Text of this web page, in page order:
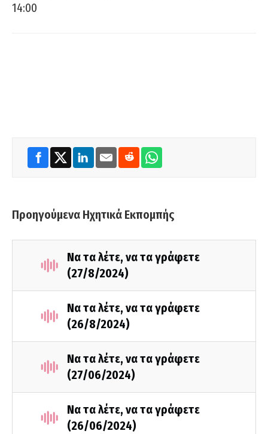
14:00
Προηγούμενα Ηχητικά Εκπομπής
Να τα λέτε, να τα γράφετε
(27/8/2024)
Να τα λέτε, να τα γράφετε
(26/8/2024)
Να τα λέτε, να τα γράφετε
(27/06/2024)
Να τα λέτε, να τα γράφετε
(26/06/2024)